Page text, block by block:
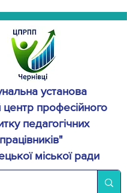
установа
центр професійного
педагогічних
працівників"
міської ради